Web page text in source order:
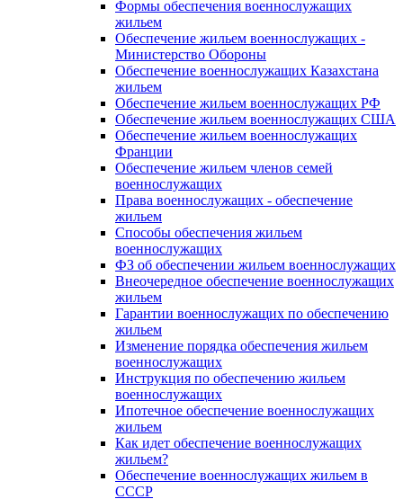
Формы обеспечения военнослужащих
жильем
Обеспечение жильем военнослужащих -
Министерство Обороны
Обеспечение военнослужащих Казахстана
жильем
Обеспечение жильем военнослужащих РФ
Обеспечение жильем военнослужащих США
Обеспечение жильем военнослужащих
Франции
Обеспечение жильем членов семей
военнослужащих
Права военнослужащих - обеспечение
жильем
Способы обеспечения жильем
военнослужащих
ФЗ об обеспечении жильем военнослужащих
Внеочередное обеспечение военнослужащих
жильем
Гарантии военнослужащих по обеспечению
жильем
Изменение порядка обеспечения жильем
военнослужащих
Инструкция по обеспечению жильем
военнослужащих
Ипотечное обеспечение военнослужащих
жильем
Как идет обеспечение военнослужащих
жильем?
Обеспечение военнослужащих жильем в
СССР